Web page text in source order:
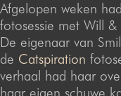
Afgelopen weken
fotosessie met Will
De eigenaar van
de Catspiration
verhaal had haar